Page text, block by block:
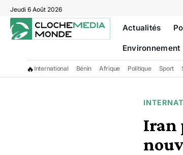
Jeudi 6 Août 2026
Actualités
Environnement
🔥 International Bénin Afrique Politique Sport
Iran